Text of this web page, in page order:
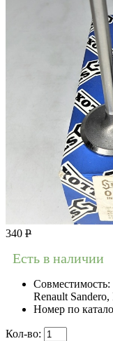
340 Р
Есть в наличии
Совместимость:
Renault
Номер по
Кол-во: